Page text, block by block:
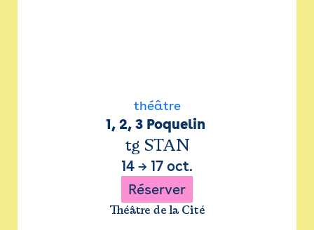
théâtre
1, 2, 3 Poquelin
tg STAN
14 → 17 oct.
Réserver
Théâtre de la Cité